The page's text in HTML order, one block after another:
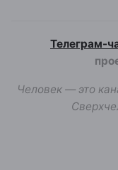
Телеграм-
Человек — это